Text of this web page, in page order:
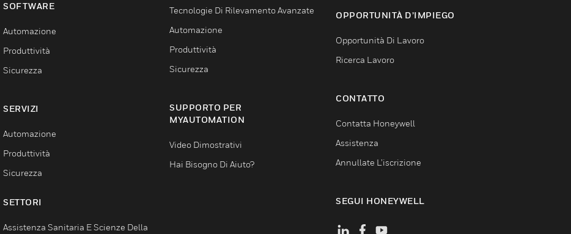
SOFTWARE
Automazione
Produttività
Sicurezza
SERVIZI
Automazione
Produttività
Sicurezza
SETTORI
Assistenza Sanitaria E Scienze Della
Tecnologie Di Rilevamento Avanzate
Automazione
Produttività
Sicurezza
SUPPORTO PER
MYAUTOMATION
Video Dimostrativi
Hai Bisogno Di Aiuto?
OPPORTUNITÀ D’IMPIEGO
Opportunità Di Lavoro
Ricerca Lavoro
CONTATTO
Contatta Honeywell
Assistenza
Annullate L’iscrizione
SEGUI HONEYWELL